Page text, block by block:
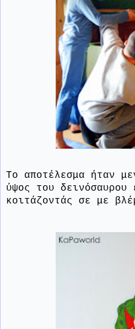
Το αποτέλεσμα ήταν
ύψος του δεινόσαυρου
κοιτάζοντάς σε με